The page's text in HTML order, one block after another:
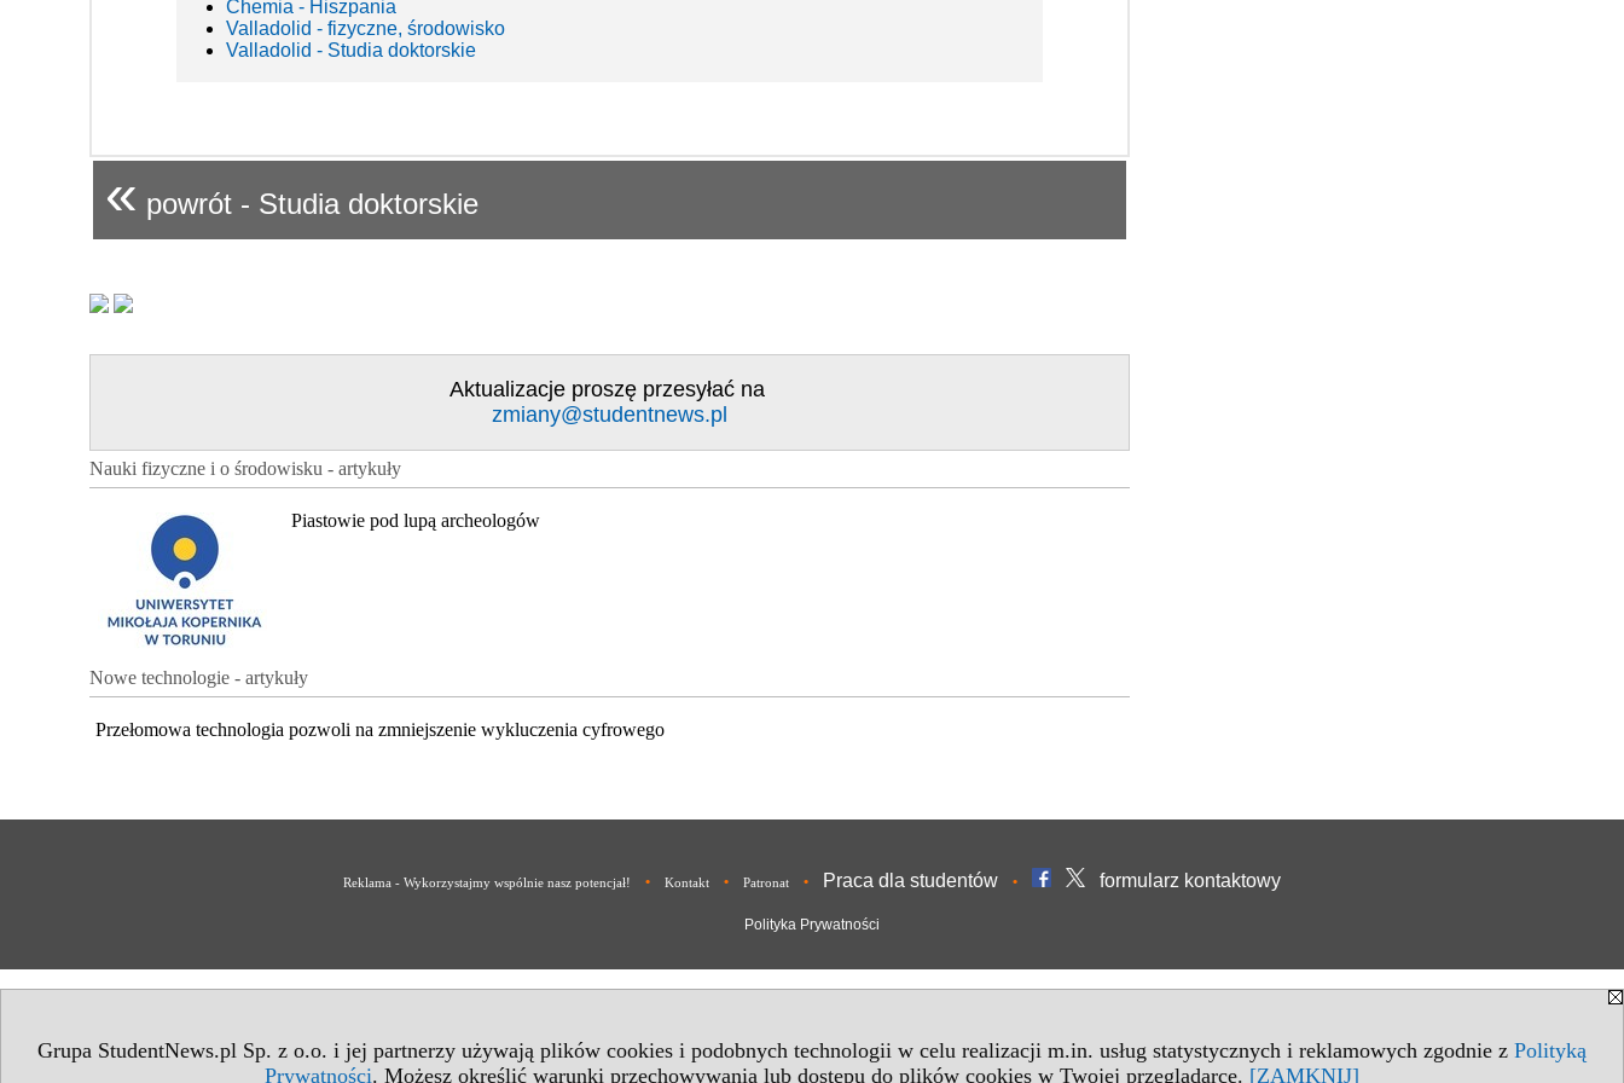
Grupa StudentNews.pl Sp. z o.o. i jej partnerzy używają plików cookies i podobnych technologii w celu realizacji m.in. usług statystycznych i reklamowych zgodnie z Polityką
Prywatności. Możesz określić warunki przechowywania lub dostępu do plików cookies w Twojej przeglądarce. [ZAMKNIJ]
Chemia - Hiszpania
Valladolid - fizyczne, środowisko
Valladolid - Studia doktorskie
« powrót - Studia doktorskie
Aktualizacje proszę przesyłać na
zmiany@studentnews.pl
Nauki fizyczne i o środowisku - artykuły
Piastowie pod lupą archeologów
Nowe technologie - artykuły
Przełomowa technologia pozwoli na zmniejszenie wykluczenia cyfrowego
Reklama - Wykorzystajmy wspólnie nasz potencjał! • Kontakt • Patronat • Praca dla studentów • formularz kontaktowy
Polityka Prywatności